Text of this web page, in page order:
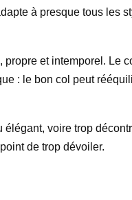
à presque tous les
et intemporel. Le
: le bon col peut
voire trop
de trop dévoiler.